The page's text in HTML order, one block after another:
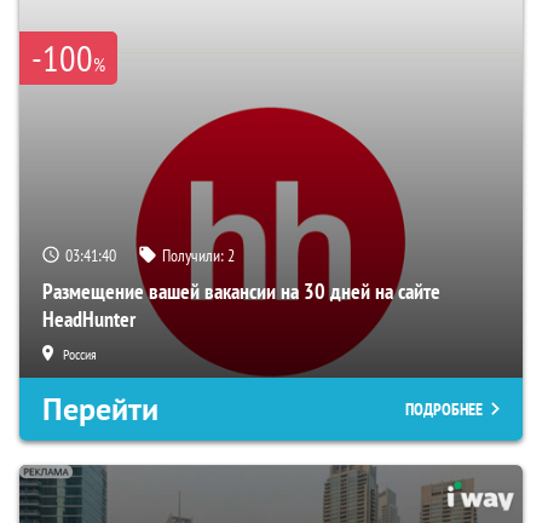
-100%
03:41:39 Получили:2
Размещение вашей вакансии на 30 дней на сайте
HeadHunter
Россия
Перейти ПОДРОБНЕЕ